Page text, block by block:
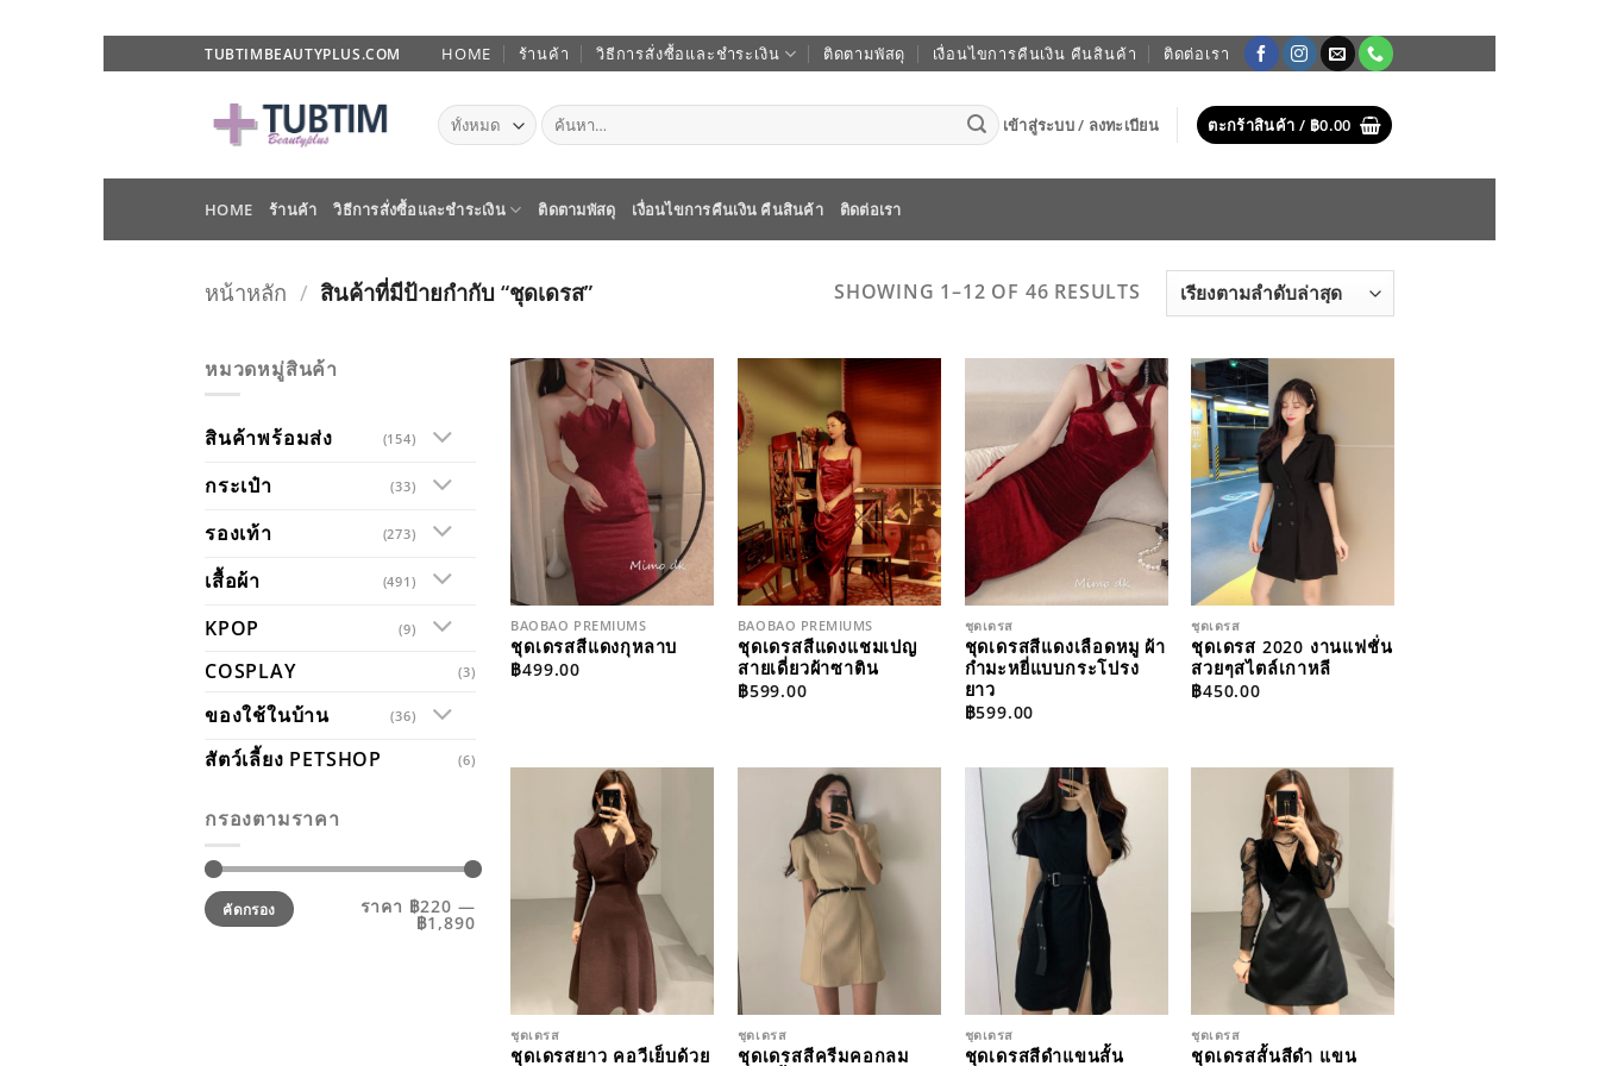
ไป
TUBTIMBEAUTYPLUS.COM HOME ร้านค้า วิธีการสั่งซื้อและชำระเงิน ติดตามพัสดุ เงื่อนไขการคืนเงิน คืนสินค้า ติดต่อเรา
ค้นหา:
เข้าสู่ระบบ / ลงทะเบียน ตะกร้าสินค้า / ฿0.00
HOME ร้านค้า วิธีการสั่งซื้อและชำระเงิน ติดตามพัสดุ เงื่อนไขการคืนเงิน คืนสินค้า ติดต่อเรา
หน้าหลัก / สินค้าที่มีป้ายกำกับ “ชุดเดรส” SHOWING 1–12 OF 46 RESULTS SORTED
หมวดหมู่สินค้า
สินค้าพร้อมส่ง (154)
กระเป๋า (33)
รองเท้า (273)
เสื้อผ้า (491)
KPOP (9)
COSPLAY (3)
ของใช้ในบ้าน (36)
สัตว์เลี้ยง PETSHOP (6)
กรองตามราคา
ราคา
ต่ำ
สุด
ราคา
สูงสุดคัดกรอง ราคา ฿220 —
฿1,890
ADD TO
WISHLIST
BAOBAO PREMIUMS
ชุดเดรสสีแดงกุหลาบ
฿499.00
ADD TO
WISHLIST
BAOBAO PREMIUMS
ชุดเดรสสีแดงแชมเปญ
สายเดี่ยวผ้าซาติน
฿599.00
ADD TO
WISHLIST
ชุดเดรส
ชุดเดรสสีแดงเลือดหมู ผ้า
กำมะหยี่แบบกระโปรง
ยาว
฿599.00
WISHLIST
ชุดเดรส
ชุดเดรส 2020 งานแฟชั่น
สวยๆสไตล์เกาหลี
฿450.00
ADD TO
WISHLIST
ชุดเดรส
ชุดเดรสยาว คอวีเย็บด้วย
ADD TO
WISHLIST
ชุดเดรส
ชุดเดรสสีครีมคอกลม
ADD TO
WISHLIST
ชุดเดรส
ชุดเดรสสีดำแขนสั้น
ADD TO
WISHLIST
ชุดเดรส
ชุดเดรสสั้นสีดำ แขน